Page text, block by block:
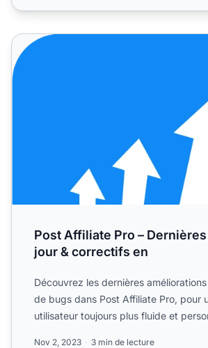
Post Affiliate Pro – Dernières mises à
Post Affiliate Pro –
jour & correctifs en
Découvrez les dernières
de bugs dans Post Affiliate Pro, pour
utilisateur toujours plus fluide et
Nov 2, 2023 3 min de lecture